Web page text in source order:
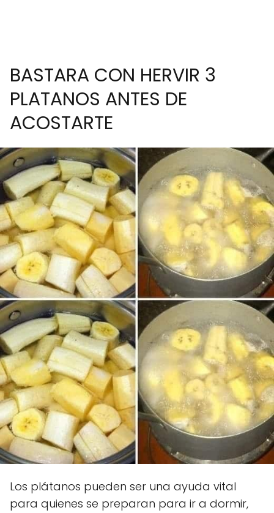
BASTARA CON HERVIR 3
PLATANOS ANTES DE
ACOSTARTE
Los plátanos pueden ser una ayuda vital
para quienes se preparan para ir a dormir,